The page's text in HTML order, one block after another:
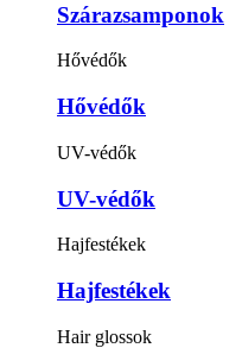
Szárazsamponok
Hővédők
Hővédők
UV-védők
UV-védők
Hajfestékek
Hajfestékek
Hair glossok